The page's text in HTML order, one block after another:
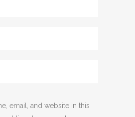
email, and website in this